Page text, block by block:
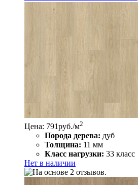
Цена: 791руб./м2
Порода дерева: дуб
Толщина: 11 мм
Класс нагрузки: 33 класс
Нет в наличии